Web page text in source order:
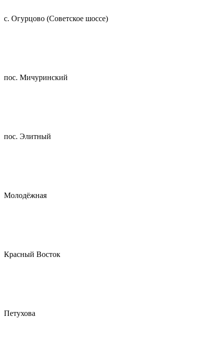
с. Огурцово (Советское шоссе)
пос. Мичуринский
пос. Элитный
Молодёжная
Красный Восток
Петухова